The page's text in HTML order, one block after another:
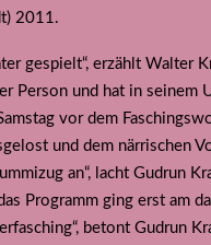
2011.
gespielt“, erzählt Walter
Person und hat in seinem
vor dem
und dem närrischen
an“, lacht Gudrun
Programm ging erst am
betont Gudrun